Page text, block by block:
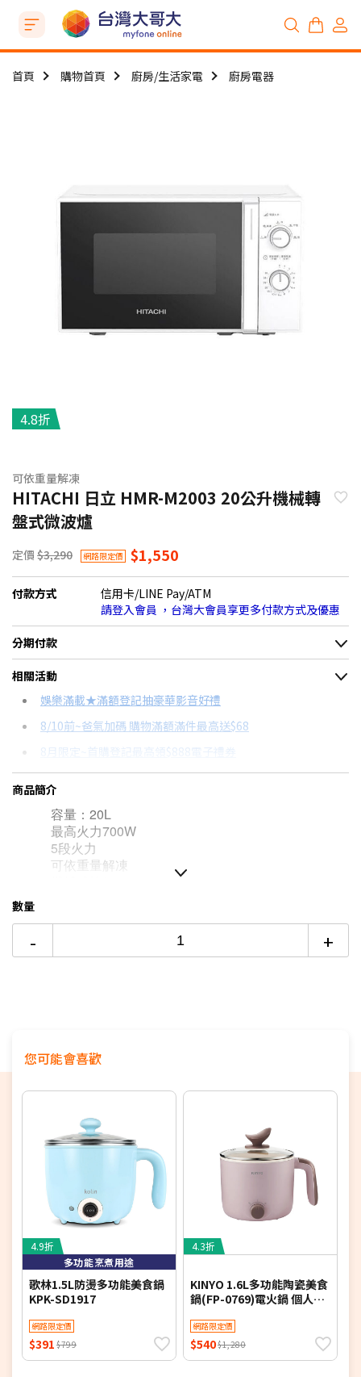
首頁 購物首頁 廚房/生活家電 廚房電器
4.8折
可依重量解凍
HITACHI 日立 HMR-M2003 20公升機械轉
盤式微波爐
定價 $3,290 網路限定價 $1,550
付款方式
信用卡/LINE Pay/ATM
請登入會員 ，台灣大會員享更多付款方式及優惠
分期付款
＊實際可分期數、適用利率，請以購物車顯示為主
信用卡分期
分期數
12期
24期
每期金額 配合銀行/業者
相關活動
娛樂滿載★滿額登記抽豪華影音好禮
8/10前~爸氣加碼 購物滿額滿件最高送$68
8月限定~首購登記最高領$888電子禮券
台灣大哥大Open Possible聯名卡滿額最高回饋25%
商品簡介
容量：20L
最高火力700W
5段火力
可依重量解凍
數量
- +
您可能會喜歡
4.9折
多功能烹煮用途
歌林1.5L防燙多功能美食鍋
KPK-SD1917
網路限定價
$391 $799
4.3折
KINYO 1.6L多功能陶瓷美食
鍋(FP-0769)電火鍋 個人鍋
網路限定價
$540$1,280